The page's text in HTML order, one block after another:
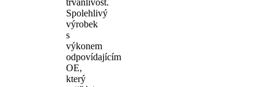
Spolehlivý
výrobek
s
výkonem
odpovídajícím
OE,
který